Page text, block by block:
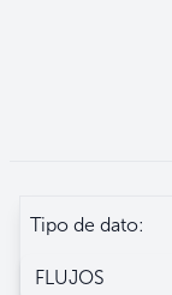
Tipo de dato: